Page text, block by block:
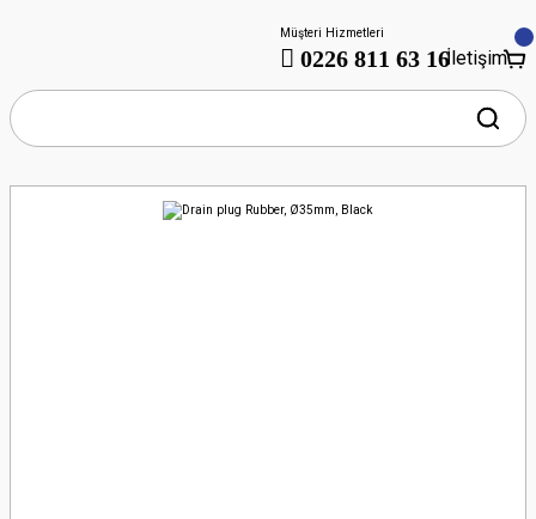
Müşteri Hizmetleri
0226 811 63 16İletişim